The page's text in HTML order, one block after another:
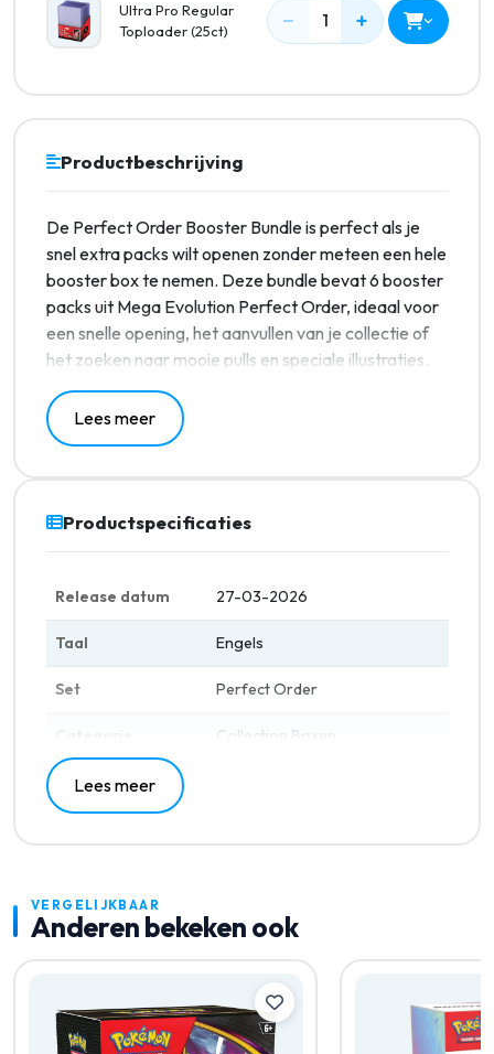
Ultra Pro Regular
Toploader (25ct)
− 1 +
Productbeschrijving
De Perfect Order Booster Bundle is perfect als je
snel extra packs wilt openen zonder meteen een hele
booster box te nemen. Deze bundle bevat 6 booster
packs uit Mega Evolution Perfect Order, ideaal voor
een snelle opening, het aanvullen van je collectie of
het zoeken naar mooie pulls en speciale illustraties.
Lees meer
Productspecificaties
Release datum 27-03-2026
Taal Engels
Set Perfect Order
Collection Boxen
Lees meer
VERGELIJKBAAR
Anderen bekeken ook